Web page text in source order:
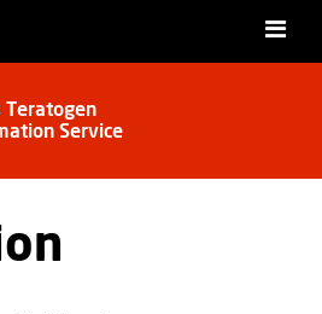
Teratogen
Service